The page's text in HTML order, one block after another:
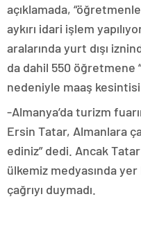
açıklamada,
aykırı idari işlem
aralarında yurt dışı
da dahil 550 öğretmene
nedeniyle maaş kesintisi
-Almanya’da turizm
Ersin Tatar, Almanlara
ediniz” dedi. Ancak
ülkemiz medyasında
çağrıyı duymadı.